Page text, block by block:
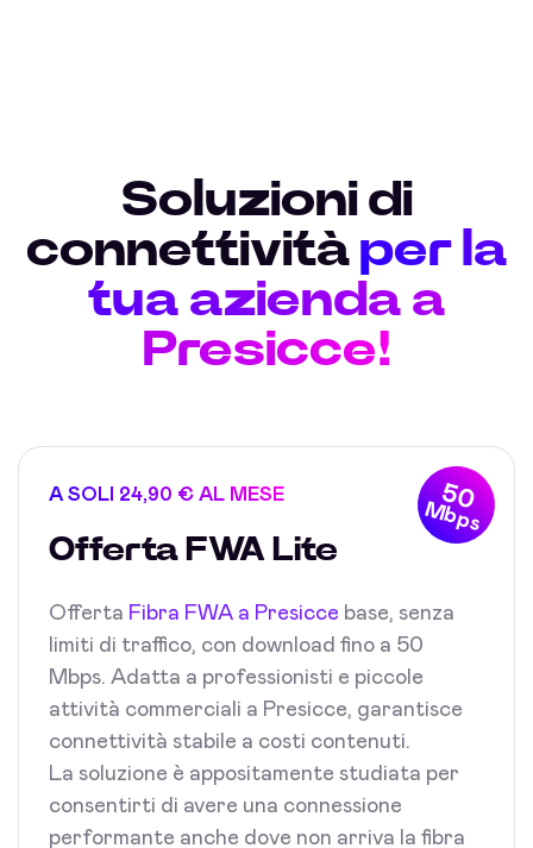
Soluzioni di
connettività per la
tua azienda a
Presicce!
50
Mbps
A SOLI 24,90 € AL MESE
Offerta FWA Lite
Offerta Fibra FWA a Presicce base, senza
limiti di traffico, con download fino a 50
Mbps. Adatta a professionisti e piccole
attività commerciali a Presicce, garantisce
connettività stabile a costi contenuti.
La soluzione è appositamente studiata per
consentirti di avere una connessione
performante anche dove non arriva la fibra